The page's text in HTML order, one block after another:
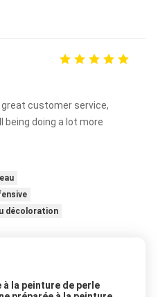
customer service,
being doing a lot more
décoloration
à la peinture de perle